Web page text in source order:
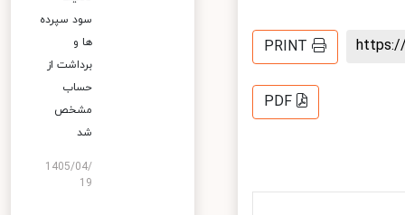
PRINT
PDF
سود سپرده
ها و
برداشت از
حساب
مشخص
شد
1405/04/
19